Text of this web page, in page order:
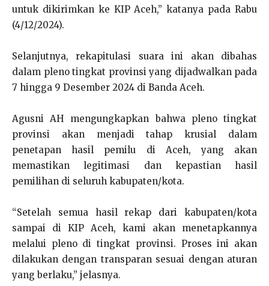
untuk dikirimkan ke KIP Aceh,” katanya pada Rabu
(4/12/2024).
Selanjutnya, rekapitulasi suara ini akan dibahas
dalam pleno tingkat provinsi yang dijadwalkan pada
7 hingga 9 Desember 2024 di Banda Aceh.
Agusni AH mengungkapkan bahwa pleno tingkat
provinsi akan menjadi tahap krusial dalam
penetapan hasil pemilu di Aceh, yang akan
memastikan legitimasi dan kepastian hasil
pemilihan di seluruh kabupaten/kota.
“Setelah semua hasil rekap dari kabupaten/kota
sampai di KIP Aceh, kami akan menetapkannya
melalui pleno di tingkat provinsi. Proses ini akan
dilakukan dengan transparan sesuai dengan aturan
yang berlaku,” jelasnya.